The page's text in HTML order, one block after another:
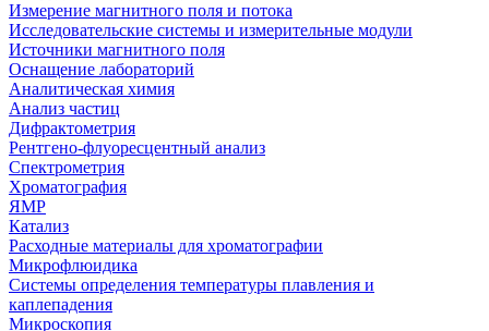
Измерение магнитного поля и потока
Исследовательские системы и измерительные модули
Источники магнитного поля
Оснащение лабораторий
Аналитическая химия
Анализ частиц
Дифрактометрия
Рентгено-флуоресцентный анализ
Спектрометрия
Хроматография
ЯМР
Катализ
Расходные материалы для хроматографии
Микрофлюидика
Системы определения температуры плавления и
каплепадения
Микроскопия